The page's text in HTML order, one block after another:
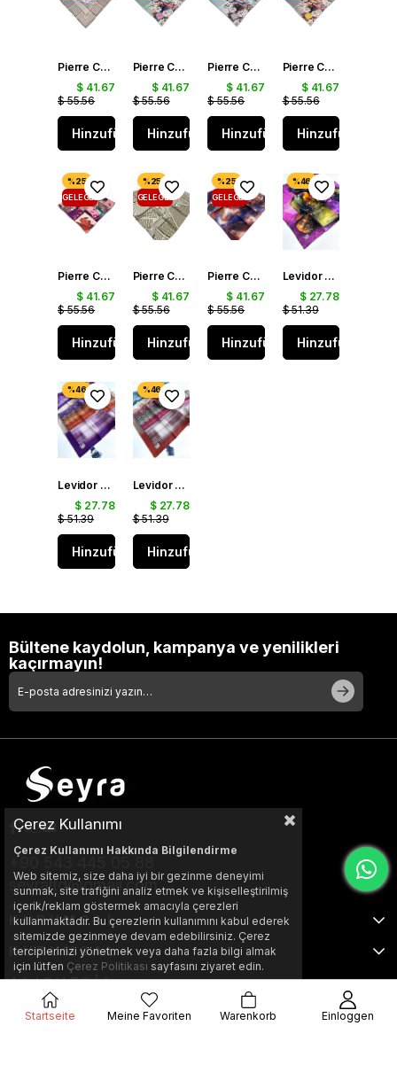
Pierre Cardin Gri Karma Desen Tivil İpek Eşarp 30969
$ 41.67
$ 55.56
Hinzufügen
PRODUKT
Pierre Cardin Yeşil Karma Çiçek Desen Tivil İpek Eşarp 30970
$ 41.67
$ 55.56
Hinzufügen
PRODUKT
Pierre Cardin Karma Çiçek Desen Tivil İpek Eşarp 30972
$ 41.67
$ 55.56
Hinzufügen
PRODUKT
Pierre Cardin Gri Pembe Karma Desen Tivil İpek Eşarp 4210701 - 311
$ 41.67
$ 55.56
Hinzufügen
PRODUKT
Pierre Cardin Mor Karma Desen Sura İpek Eşarp 31018
$ 41.67
$ 55.56
Hinzufügen
GELEGENHEIT
PRODUKT
Pierre Cardin Açık Küf Yeşili Tivil İpek Eşarp 8300438 - 951
$ 41.67
$ 55.56
Hinzufügen
GELEGENHEIT
PRODUKT
Pierre Cardin Renkli Tivil İpek Eşarp 7955438 - 941
$ 41.67
$ 55.56
Hinzufügen
GELEGENHEIT
PRODUKT
Levidor Tivil Saf İpek Eşarp 49396 Pembe Karışık Desen
$ 27.78
$ 51.39
Hinzufügen
Levidor Tivil Saf İpek Eşarp 49465 Mor Karışık Desen
$ 27.78
$ 51.39
Hinzufügen
Levidor Tivil Saf İpek Eşarp 49467 Kiremit Karışık Desen
$ 27.78
$ 51.39
Hinzufügen
Bültene kaydolun, kampanya ve yenilikleri
kaçırmayın!
+90 543 445 05 88
seyraltd@gmail.com
KURUMSAL
KURUMSAL
ALIŞVERİŞ
Çerez Kullanımı
Çerez Kullanımı Hakkında Bilgilendirme
Web sitemiz, size daha iyi bir gezinme deneyimi
sunmak, site trafiğini analiz etmek ve kişiselleştirilmiş
içerik/reklam göstermek amacıyla çerezleri
kullanmaktadır. Bu çerezlerin kullanımını kabul ederek
sitemizde gezinmeye devam edebilirsiniz. Çerez
terciplerinizi yönetmek veya daha fazla bilgi almak
için lütfen Çerez Politikası sayfasını ziyaret edin.
Startseite Meine Favoriten Warenkorb Einloggen